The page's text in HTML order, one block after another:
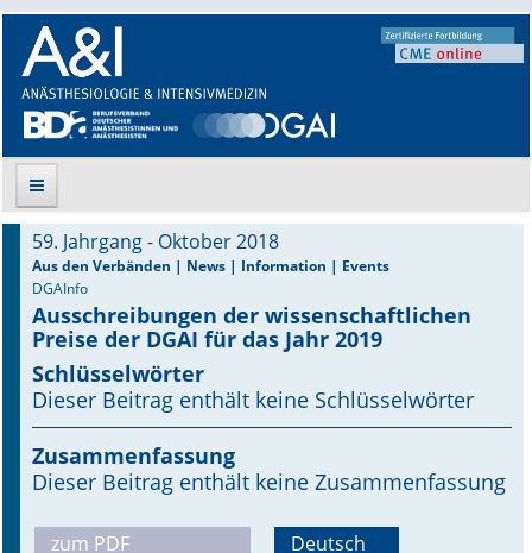
Suche
Aktuelle Ausgabe
Leitlinien
Archiv
Supplements
Supplements OrphanAnesthesia
59. Jahrgang - Oktober 2018
Aus den Verbänden | News | Information | Events
DGAInfo
Ausschreibungen der wissenschaftlichen
Preise der DGAI für das Jahr 2019
Schlüsselwörter
Dieser Beitrag enthält keine Schlüsselwörter
Zusammenfassung
Dieser Beitrag enthält keine Zusammenfassung
zum PDF
Deutsch